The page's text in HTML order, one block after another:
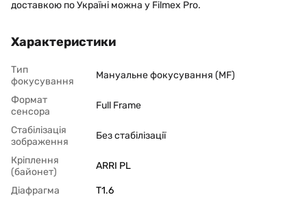
доставкою по Україні можна у Filmex Pro.
Характеристики
Тип
фокусування
Мануальне фокусування (MF)
Формат
сенсора
Full Frame
Стабілізація
зображення
Без стабілізації
Кріплення
(байонет)
ARRI PL
Діафрагма
T1.6